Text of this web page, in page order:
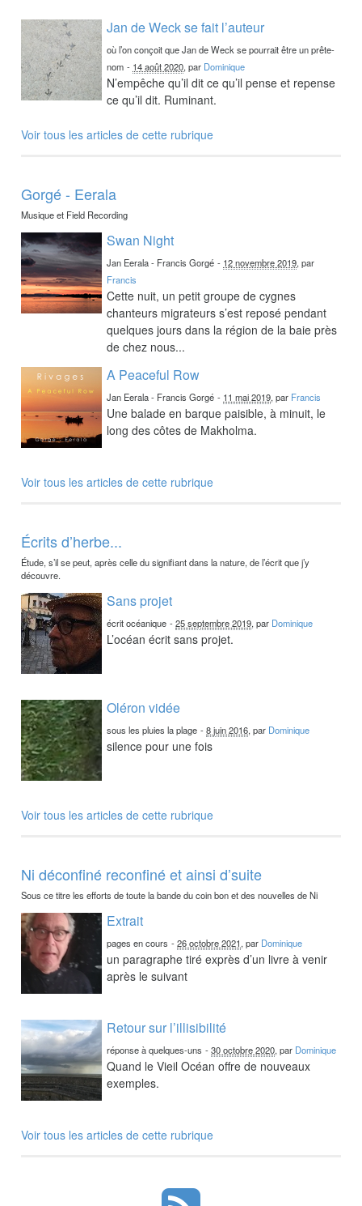
Jan de Weck se fait l’auteur
où l’on conçoit que Jan de Weck se pourrait être un prête-
nom - 14 août 2020, par Dominique
N’empêche qu’il dit ce qu’il pense et repense
ce qu’il dit. Ruminant.
Voir tous les articles de cette rubrique
Gorgé - Eerala
Musique et Field Recording
Swan Night
Jan Eerala - Francis Gorgé - 12 novembre 2019, par
Francis
Cette nuit, un petit groupe de cygnes
chanteurs migrateurs s’est reposé pendant
quelques jours dans la région de la baie près
de chez nous...
A Peaceful Row
Jan Eerala - Francis Gorgé - 11 mai 2019, par Francis
Une balade en barque paisible, à minuit, le
long des côtes de Makholma.
Voir tous les articles de cette rubrique
Écrits d’herbe...
Étude, s’il se peut, après celle du signifiant dans la nature, de l’écrit que j’y
découvre.
Sans projet
écrit océanique -25 septembre 2019, par Dominique
L’océan écrit sans projet.
Oléron vidée
sous les pluies la plage -8 juin 2016, par Dominique
silence pour une fois
Voir tous les articles de cette rubrique
Ni déconfiné reconfiné et ainsi d’suite
Sous ce titre les efforts de toute la bande du coin bon et des nouvelles de Ni
Extrait
pages en cours -26 octobre 2021, par Dominique
un paragraphe tiré exprès d’un livre à venir
après le suivant
Retour sur l’illisibilité
réponse à quelques-uns -30 octobre 2020, par Dominique
Quand le Vieil Océan offre de nouveaux
exemples.
Voir tous les articles de cette rubrique